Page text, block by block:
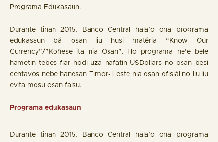
Programa Edukasaun.
Durante tinan 2015, Banco Central hala’o ona programa
edukasaun bá osan liu husi matéria “Know Our
Currency”/”Koñese ita nia Osan”. Ho programa ne’e bele
hametin tebes fiar hodi uza nafatin USDollars no osan besi
centavos nebe hanesan Timor- Leste nia osan ofisiál no liu liu
evita mosu osan falsu.
Programa edukasaun
Durante tinan 2015, Banco Central hala’o ona programa